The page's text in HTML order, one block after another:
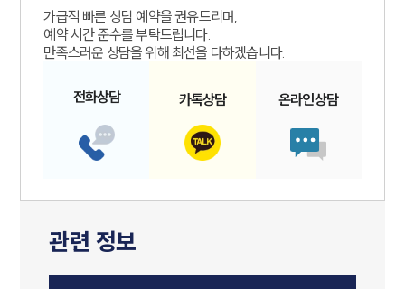
가급적 빠른 상담 예약을 권유드리며,
예약 시간 준수를 부탁드립니다.
만족스러운 상담을 위해 최선을 다하겠습니다.
전화상담 카톡상담 온라인상담
관련 정보